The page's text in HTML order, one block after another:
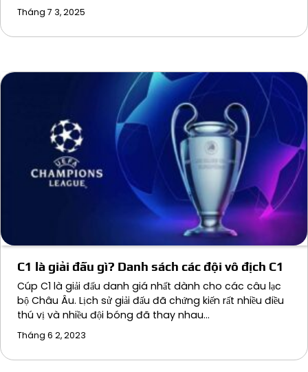
Tháng 7 3, 2025
C1 là giải đấu gì? Danh sách các đội vô địch C1
Cúp C1 là giải đấu danh giá nhất dành cho các câu lạc
bộ Châu Âu. Lịch sử giải đấu đã chứng kiến rất nhiều điều
thú vị và nhiều đội bóng đã thay nhau…
Tháng 6 2, 2023